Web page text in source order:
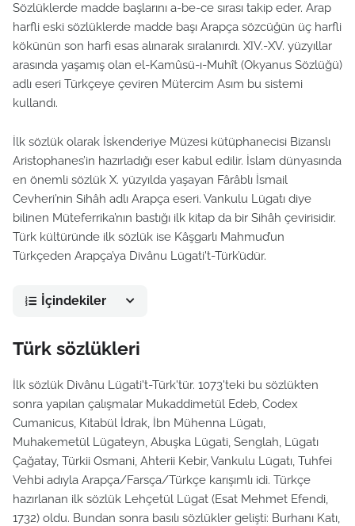
Sözlüklerde madde başlarını a-be-ce sırası takip eder. Arap
harfli eski sözlüklerde madde başı Arapça sözcüğün üç harfli
kökünün son harfi esas alınarak sıralanırdı. XIV.-XV. yüzyıllar
arasında yaşamış olan el-Kamûsü-ı-Muhît (Okyanus Sözlüğü)
adlı eseri Türkçeye çeviren Mütercim Asım bu sistemi
kullandı.
İlk sözlük olarak İskenderiye Müzesi kütüphanecisi Bizanslı
Aristophanes’in hazırladığı eser kabul edilir. İslam dünyasında
en önemli sözlük X. yüzyılda yaşayan Fârâblı İsmail
Cevheri’nin Sihâh adlı Arapça eseri. Vankulu Lügatı diye
bilinen Müteferrika’nın bastığı ilk kitap da bir Sihâh çevirisidir.
Türk kültüründe ilk sözlük ise Kâşgarlı Mahmud’un
Türkçeden Arapça’ya Divânu Lügati't-Türk’üdür.
İçindekiler
Türk sözlükleri
İlk sözlük Divânu Lügati't-Türk'tür. 1073'teki bu sözlükten
sonra yapılan çalışmalar Mukaddimetül Edeb, Codex
Cumanicus, Kitabül İdrak, İbn Mühenna Lügatı,
Muhakemetül Lügateyn, Abuşka Lügati, Senglah, Lügatı
Çağatay, Türkii Osmani, Ahterii Kebir, Vankulu Lügatı, Tuhfei
Vehbi adıyla Arapça/Farsça/Türkçe karışımlı idi. Türkçe
hazırlanan ilk sözlük Lehçetül Lügat (Esat Mehmet Efendi,
1732) oldu. Bundan sonra basılı sözlükler gelişti: Burhanı Katı,